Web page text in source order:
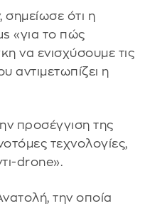
ότι η
«για το πώς
να ενισχύσουμε τις
αντιμετωπίζει η
προσέγγιση της
τεχνολογίες,
drone».
την οποία